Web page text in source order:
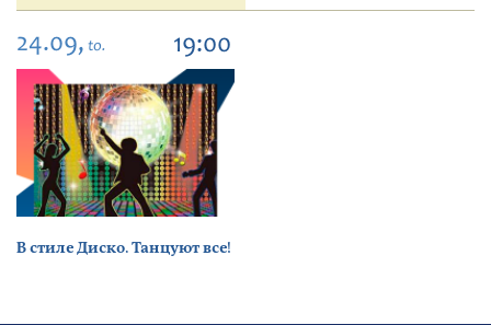
24.09, to. 19:00
В стиле Диско. Танцуют все!